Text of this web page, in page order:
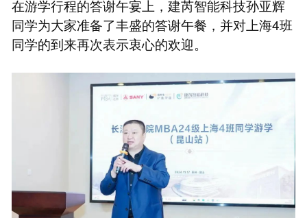
在游学行程的答谢午宴上，建芮智能科技孙亚辉
同学为大家准备了丰盛的答谢午餐，并对上海4班
同学的到来再次表示衷心的欢迎。